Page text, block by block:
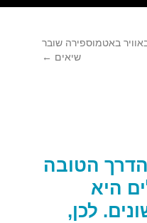
באטמוספירה שובר
שיאים ←
הטובה
היא
לכן,